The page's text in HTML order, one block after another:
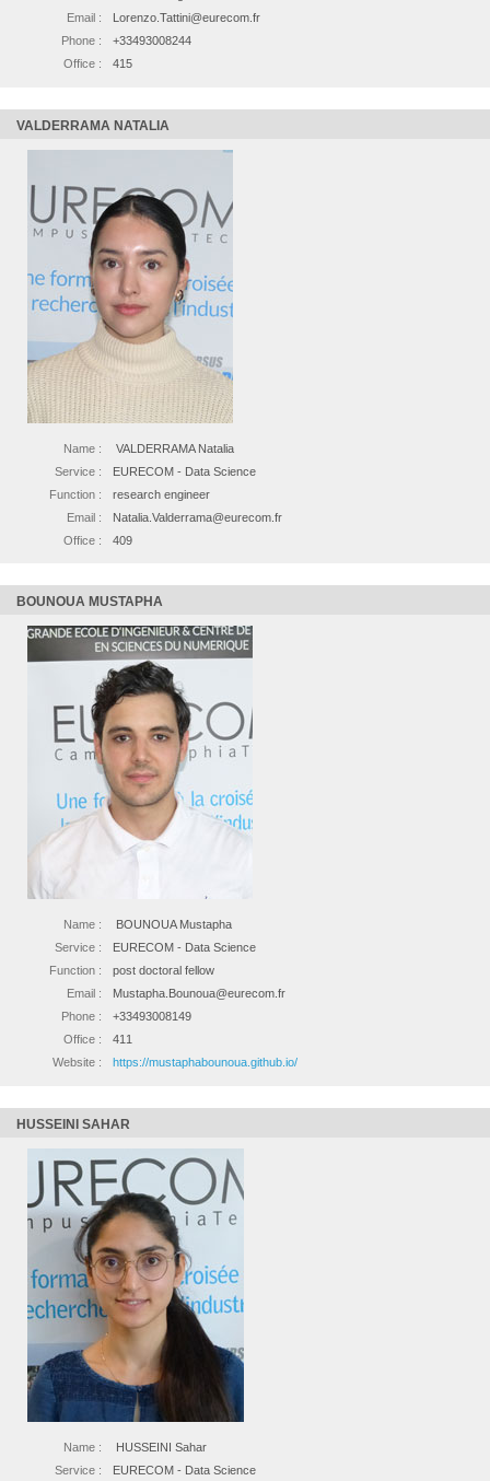
Email :
Lorenzo.Tattini@eurecom.fr
Phone :
+33493008244
Office :
415
VALDERRAMA NATALIA
Name :
VALDERRAMA Natalia
Service :
EURECOM - Data Science
Function :
research engineer
Email :
Natalia.Valderrama@eurecom.fr
Office :
409
BOUNOUA MUSTAPHA
Name :
BOUNOUA Mustapha
Service :
EURECOM - Data Science
Function :
post doctoral fellow
Email :
Mustapha.Bounoua@eurecom.fr
Phone :
+33493008149
Office :
411
Website :
https://mustaphabounoua.github.io/
HUSSEINI SAHAR
Name :
HUSSEINI Sahar
Service :
EURECOM - Data Science